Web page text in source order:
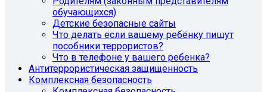
обучающихся)
Детские безопасные сайты
Что делать если вашему ребёнку пишут
пособники террористов?
Что в телефоне у вашего ребенка?
Антитеррористическая защищенность
Комплексная безопасность